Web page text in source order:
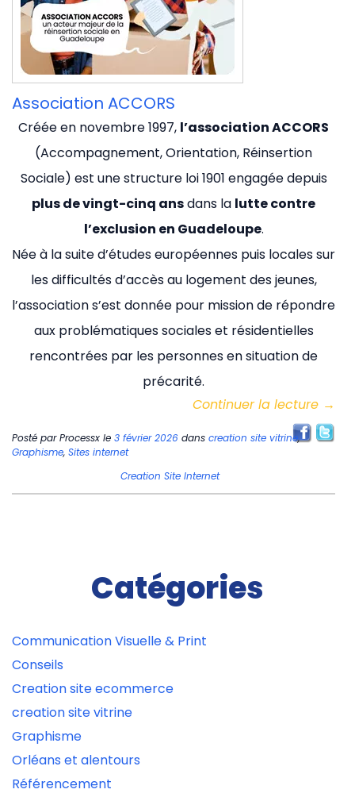
Association ACCORS
Créée en novembre 1997, l’association ACCORS
(Accompagnement, Orientation, Réinsertion
Sociale) est une structure loi 1901 engagée depuis
plus de vingt-cinq ansdans la lutte contre
l’exclusion en Guadeloupe.
Née à la suite d’études européennes puis locales sur
les difficultés d’accès au logement des jeunes,
l’association s’est donnée pour mission de répondre
aux problématiques sociales et résidentielles
rencontrées par les personnes en situation de
précarité.
Continuer la lecture →
Posté parProcessx le 3 février 2026 dans creation site vitrine,
Graphisme, Sites internet
Creation Site Internet
Catégories
Communication Visuelle & Print
Conseils
Creation site ecommerce
creation site vitrine
Graphisme
Orléans et alentours
Référencement